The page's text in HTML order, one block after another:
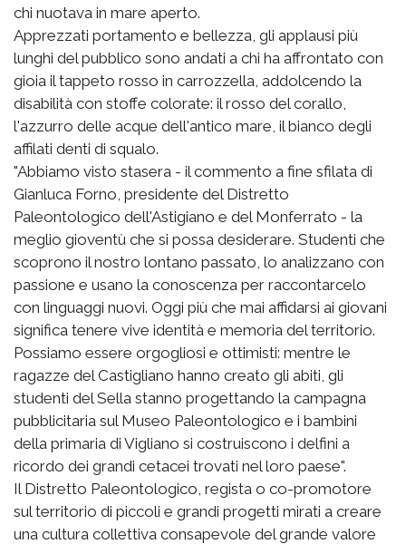
chi nuotava in mare aperto.
Apprezzati portamento e bellezza, gli applausi più
lunghi del pubblico sono andati a chi ha affrontato con
gioia il tappeto rosso in carrozzella, addolcendo la
disabilità con stoffe colorate: il rosso del corallo,
l'azzurro delle acque dell'antico mare, il bianco degli
affilati denti di squalo.
"Abbiamo visto stasera - il commento a fine sfilata di
Gianluca Forno, presidente del Distretto
Paleontologico dell'Astigiano e del Monferrato - la
meglio gioventù che si possa desiderare. Studenti che
scoprono il nostro lontano passato, lo analizzano con
passione e usano la conoscenza per raccontarcelo
con linguaggi nuovi. Oggi più che mai affidarsi ai giovani
significa tenere vive identità e memoria del territorio.
Possiamo essere orgogliosi e ottimisti: mentre le
ragazze del Castigliano hanno creato gli abiti, gli
studenti del Sella stanno progettando la campagna
pubblicitaria sul Museo Paleontologico e i bambini
della primaria di Vigliano si costruiscono i delfini a
ricordo dei grandi cetacei trovati nel loro paese".
Il Distretto Paleontologico, regista o co-promotore
sul territorio di piccoli e grandi progetti mirati a creare
una cultura collettiva consapevole del grande valore